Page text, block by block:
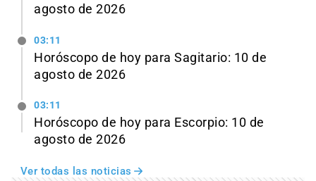
agosto de 2026
03:11
Horóscopo de hoy para Sagitario: 10 de
agosto de 2026
03:11
Horóscopo de hoy para Escorpio: 10 de
agosto de 2026
Ver todas las noticias